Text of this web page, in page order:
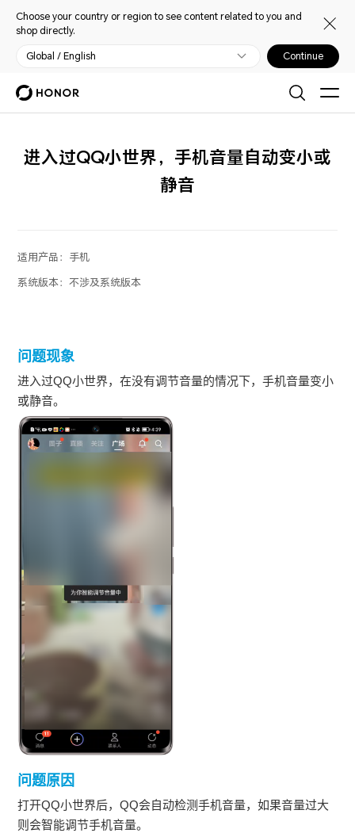
Choose your country or region to see content related to you and
shop directly.
Global / English Continue
进入过QQ小世界，手机音量自动变小或
静音
适用产品： 手机
系统版本：不涉及系统版本
问题现象
进入过QQ小世界，在没有调节音量的情况下，手机音量变小
或静音。
问题原因
打开QQ小世界后，QQ会自动检测手机音量，如果音量过大
则会智能调节手机音量。